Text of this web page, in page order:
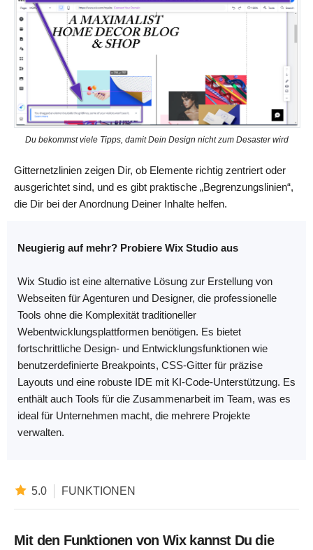
Du bekommst viele Tipps, damit Dein Design nicht zum Desaster wird
Gitternetzlinien zeigen Dir, ob Elemente richtig zentriert oder
ausgerichtet sind, und es gibt praktische „Begrenzungslinien“,
die Dir bei der Anordnung Deiner Inhalte helfen.
Neugierig auf mehr? Probiere Wix Studio aus
Wix Studio ist eine alternative Lösung zur Erstellung von
Webseiten für Agenturen und Designer, die professionelle
Tools ohne die Komplexität traditioneller
Webentwicklungsplattformen benötigen. Es bietet
fortschrittliche Design- und Entwicklungsfunktionen wie
benutzerdefinierte Breakpoints, CSS-Gitter für präzise
Layouts und eine robuste IDE mit KI-Code-Unterstützung. Es
enthält auch Tools für die Zusammenarbeit im Team, was es
ideal für Unternehmen macht, die mehrere Projekte
verwalten.
5.0 FUNKTIONEN
Mit den Funktionen von Wix kannst Du die